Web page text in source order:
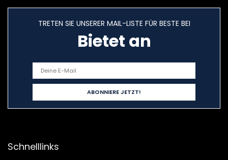
TRETEN SIE UNSERER MAIL-LISTE FÜR BESTE BEI
Bietet an
Schnelllinks